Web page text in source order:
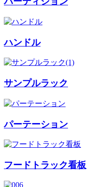
ハンドル
サンプルラック
パーテーション
フードトラック看板